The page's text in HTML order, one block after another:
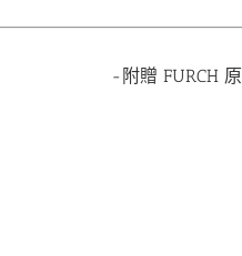
-附贈 FURCH
徽你莫屬